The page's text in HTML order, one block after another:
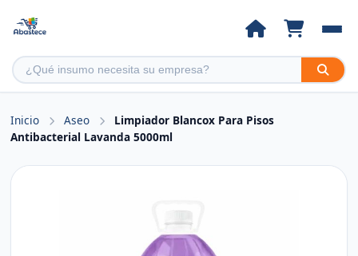
Inicio Aseo
Limpiador Blancox Para Pisos
Antibacterial Lavanda 5000ml